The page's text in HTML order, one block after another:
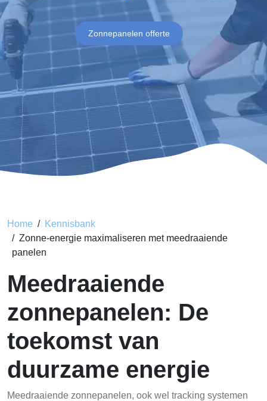
Zonnepanelen offerte
Home
Kennisbank
Zonne-energie maximaliseren met meedraaiende
panelen
Meedraaiende
zonnepanelen: De
toekomst van
duurzame energie
Meedraaiende zonnepanelen, ook wel tracking systemen